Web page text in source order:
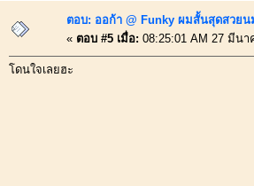
ตอบ: ออก้า @ Funky ผมสั้นสุดสวย
« ตอบ #5 เมื่อ: 08:25:01 AM 27 มีนา
โดนใจเลยฮะ